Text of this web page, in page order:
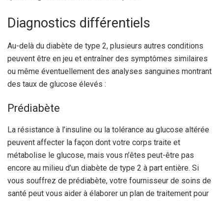
Diagnostics différentiels
Au-delà du diabète de type 2, plusieurs autres conditions
peuvent être en jeu et entraîner des symptômes similaires
ou même éventuellement des analyses sanguines montrant
des taux de glucose élevés :
Prédiabète
La résistance à l’insuline ou la tolérance au glucose altérée
peuvent affecter la façon dont votre corps traite et
métabolise le glucose, mais vous n’êtes peut-être pas
encore au milieu d’un diabète de type 2 à part entière. Si
vous souffrez de prédiabète, votre fournisseur de soins de
santé peut vous aider à élaborer un plan de traitement pour